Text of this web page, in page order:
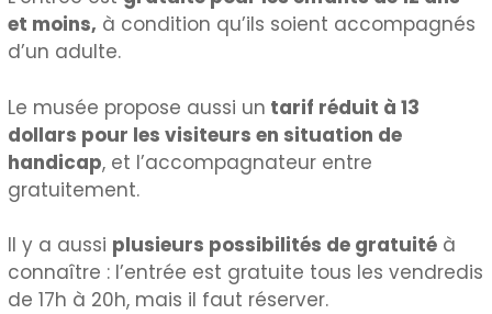
et moins, à condition qu’ils soient accompagnés
d’un adulte.
Le musée propose aussi un tarif réduit à 13
dollars pour les visiteurs en situation de
handicap, et l’accompagnateur entre
gratuitement.
Il y a aussi plusieurs possibilités de gratuité à
connaître : l’entrée est gratuite tous les vendredis
de 17h à 20h, mais il faut réserver.